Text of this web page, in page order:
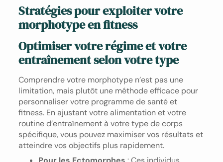
Stratégies pour exploiter votre
morphotype en fitness
Optimiser votre régime et votre
entraînement selon votre type
Comprendre votre morphotype n’est pas une
limitation, mais plutôt une méthode efficace pour
personnaliser votre programme de santé et
fitness. En ajustant votre alimentation et votre
routine d’entraînement à votre type de corps
spécifique, vous pouvez maximiser vos résultats et
atteindre vos objectifs plus rapidement.